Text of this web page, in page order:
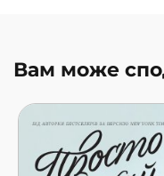
Вам може